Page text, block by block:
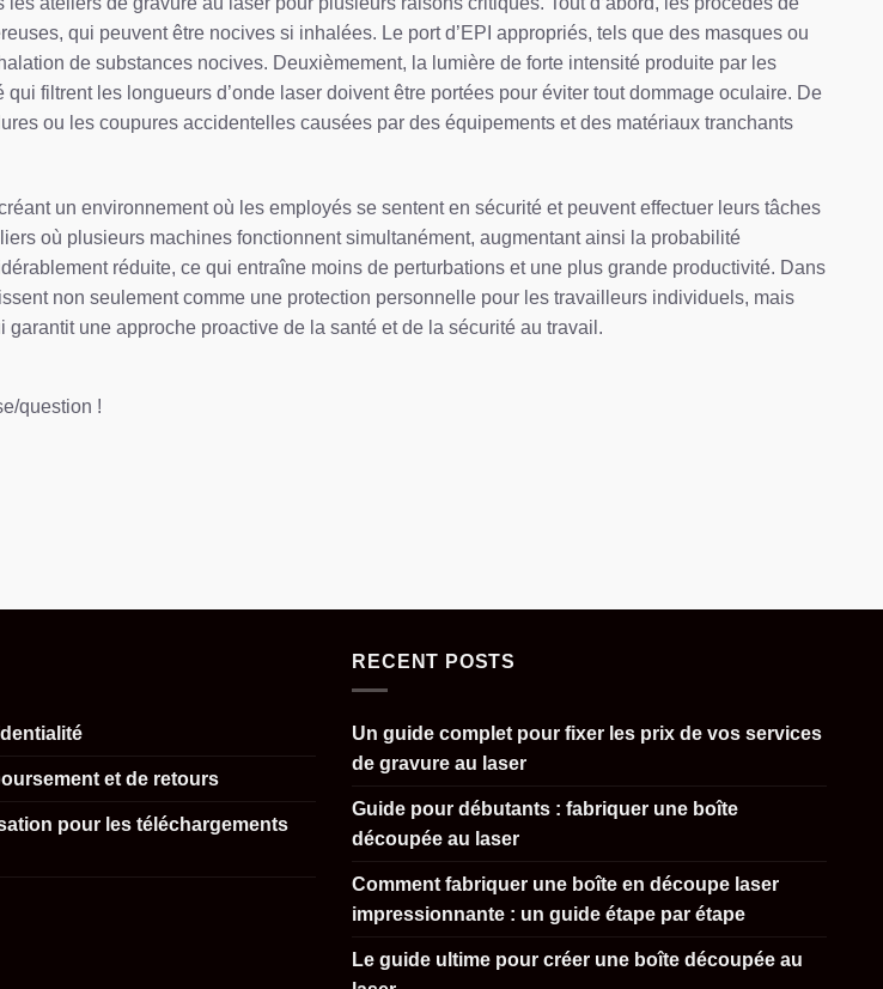
qui peuvent être nocives si inhalées. Le port d’EPI appropriés, tels que des masques ou
de substances nocives. Deuxièmement, la lumière de forte intensité produite par les
filtrent les longueurs d’onde laser doivent être portées pour éviter tout dommage oculaire. De
ou les coupures accidentelles causées par des équipements et des matériaux tranchants
un environnement où les employés se sentent en sécurité et peuvent effectuer leurs tâches
où plusieurs machines fonctionnent simultanément, augmentant ainsi la probabilité
réduite, ce qui entraîne moins de perturbations et une plus grande productivité. Dans
non seulement comme une protection personnelle pour les travailleurs individuels, mais
une approche proactive de la santé et de la sécurité au travail.
question !
et de retours
pour les téléchargements
RECENT POSTS
Un guide complet pour fixer les prix de vos services
de gravure au laser
Guide pour débutants : fabriquer une boîte
découpée au laser
Comment fabriquer une boîte en découpe laser
impressionnante : un guide étape par étape
Le guide ultime pour créer une boîte découpée au